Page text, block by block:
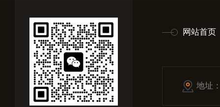
网站首页
地址